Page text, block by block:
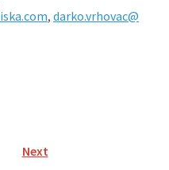
, darko.vrhovac@
Next